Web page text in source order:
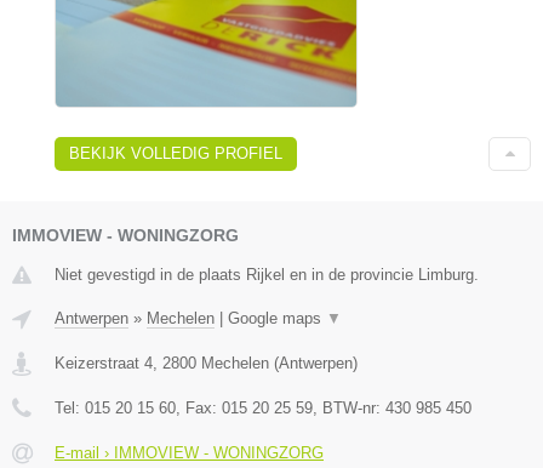
BEKIJK VOLLEDIG PROFIEL
IMMOVIEW - WONINGZORG
Niet gevestigd in de plaats Rijkel en in de provincie Limburg.
Antwerpen » Mechelen | Google maps ▼
Keizerstraat 4 2800 Mechelen (Antwerpen)
Tel: 015 20 15 60 , Fax: 015 20 25 59 , BTW-nr: 430 985 450
E-mail › IMMOVIEW - WONINGZORG